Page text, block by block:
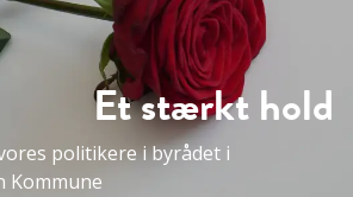
Et stærkt hold
politikere i byrådet i
Kommune